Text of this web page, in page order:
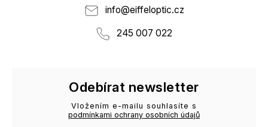
info@eiffeloptic.cz
245 007 022
Odebírat newsletter
Vložením e-mailu souhlasíte s
podmínkami ochrany osobních údajů